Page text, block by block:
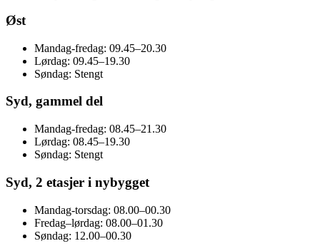
Øst
Mandag-fredag: 09.45–20.30
Lørdag: 09.45–19.30
Søndag: Stengt
Syd, gammel del
Mandag-fredag: 08.45–21.30
Lørdag: 08.45–19.30
Søndag: Stengt
Syd, 2 etasjer i nybygget
Mandag-torsdag: 08.00–00.30
Fredag–lørdag: 08.00–01.30
Søndag: 12.00–00.30